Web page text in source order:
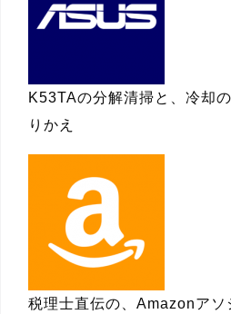
K53TAの分解清掃と、冷却
りかえ
税理士直伝の、Amazonアソ